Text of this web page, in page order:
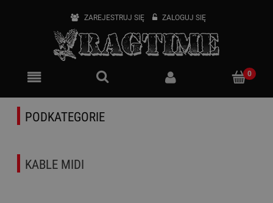
ZAREJESTRUJ SIĘ ZALOGUJ SIĘ
PODKATEGORIE
KABLE MIDI